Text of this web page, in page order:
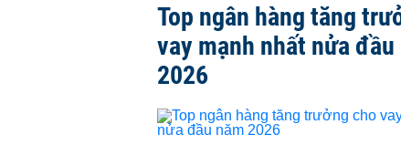
Top ngân hàng tăng
vay mạnh nhất nửa đầu
2026